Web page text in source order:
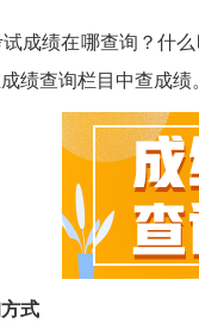
成绩在哪查询？什
绩查询栏目中查成绩
式